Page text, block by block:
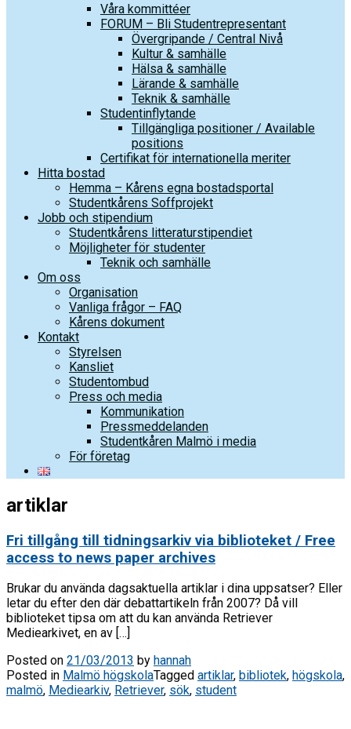
Våra kommittéer
FORUM – Bli Studentrepresentant
Övergripande / Central Nivå
Kultur & samhälle
Hälsa & samhälle
Lärande & samhälle
Teknik & samhälle
Studentinflytande
Tillgängliga positioner / Available
positions
Certifikat för internationella meriter
Hitta bostad
Hemma – Kårens egna bostadsportal
Studentkårens Soffprojekt
Jobb och stipendium
Studentkårens litteraturstipendiet
Möjligheter för studenter
Teknik och samhälle
Om oss
Organisation
Vanliga frågor – FAQ
Kårens dokument
Kontakt
Styrelsen
Kansliet
Studentombud
Press och media
Kommunikation
Pressmeddelanden
Studentkåren Malmö i media
För företag
artiklar
Fri tillgång till tidningsarkiv via biblioteket / Free
access to news paper archives
Brukar du använda dagsaktuella artiklar i dina uppsatser? Eller
letar du efter den där debattartikeln från 2007? Då vill
biblioteket tipsa om att du kan använda Retriever
Mediearkivet, en av […]
Posted on 21/03/2013 by hannah
Posted in Malmö högskolaTagged artiklar, bibliotek, högskola,
malmö, Mediearkiv, Retriever, sök, student